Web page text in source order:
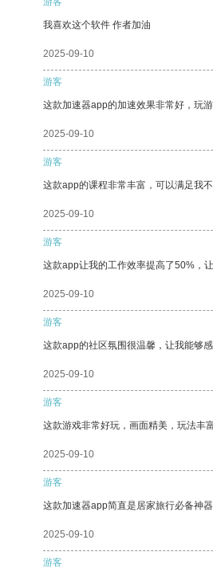
我喜欢这个软件 作者加油
2025-09-10
游客
这款加速器app的加速效果非常好，玩
2025-09-10
游客
这款app的课程非常丰富，可以满足我
2025-09-10
游客
这款app让我的工作效率提高了50%，
2025-09-10
游客
这款app的社区氛围很温馨，让我能够感
2025-09-10
游客
这款游戏非常好玩，画面精美，玩法丰富
2025-09-10
游客
这款加速器app简直是居家旅行必备神
2025-09-10
游客